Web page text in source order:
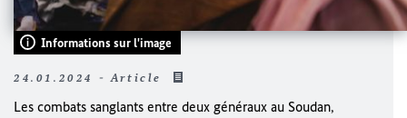
Informations sur l'image
24.01.2024 - Article
Les combats sanglants entre deux généraux au Soudan,